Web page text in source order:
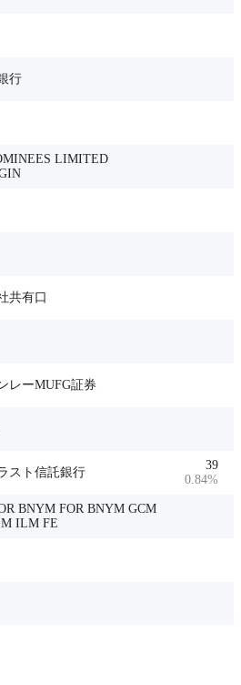
行
LIMITED
共有口
レーMUFG証券
スト信託銀行
39
0.84%
BNYM FOR BNYM GCM
ILM FE